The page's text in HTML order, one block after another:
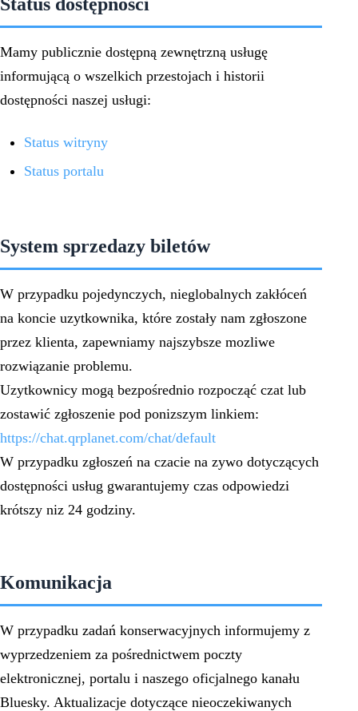
Mamy publicznie dostępną zewnętrzną usługę
informującą o wszelkich przestojach i historii
dostępności naszej usługi:
Status witryny
Status portalu
System sprzedazy biletów
W przypadku pojedynczych, nieglobalnych zakłóceń
na koncie uzytkownika, które zostały nam zgłoszone
przez klienta, zapewniamy najszybsze mozliwe
rozwiązanie problemu.
Uzytkownicy mogą bezpośrednio rozpocząć czat lub
zostawić zgłoszenie pod ponizszym linkiem:
https://chat.qrplanet.com/chat/default
W przypadku zgłoszeń na czacie na zywo dotyczących
dostępności usług gwarantujemy czas odpowiedzi
krótszy niz 24 godziny.
Komunikacja
W przypadku zadań konserwacyjnych informujemy z
wyprzedzeniem za pośrednictwem poczty
elektronicznej, portalu i naszego oficjalnego kanału
Bluesky. Aktualizacje dotyczące nieoczekiwanych